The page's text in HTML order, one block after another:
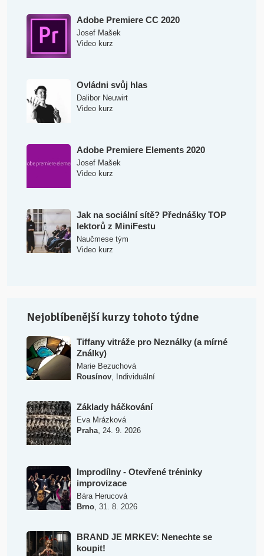
Adobe Premiere CC 2020
Josef Mašek
Video kurz
Ovládni svůj hlas
Dalibor Neuwirt
Video kurz
Adobe Premiere Elements 2020
Josef Mašek
Video kurz
Jak na sociální sítě? Přednášky TOP
lektorů z MiniFestu
Naučmese tým
Video kurz
Nejoblíbenější kurzy tohoto týdne
Tiffany vitráže pro Neználky (a mírné
Ználky)
Marie Bezuchová
Rousínov, Individuální
Základy háčkování
Eva Mrázková
Praha, 24. 9. 2026
Improdílny - Otevřené tréninky
improvizace
Bára Herucová
Brno, 31. 8. 2026
BRAND JE MRKEV: Nenechte se
koupit!